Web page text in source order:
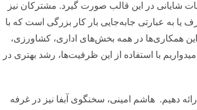
شایانی در این قالب صورت گیرد. مشترکان نیز
مگاواتی در پیک مصرف یا به عبارتی جابه‌جایی بار کار بزرگی است که با
همکاری‌‌‌ها در همه بخش‌‌‌های اداری، کشاورزی،
با استفاده از این ظرفیت‌‌‌ها، رشد بهتری در
دهیم. هاشم امینی، سخنگوی آبفا نیز در غرفه